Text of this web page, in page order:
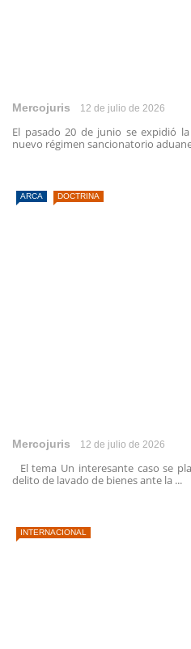
Mercojuris 12 de julio de 2026
El pasado 20 de junio se expidió
nuevo régimen sancionatorio
ARCA DOCTRINA
Mercojuris 12 de julio de 2026
El tema Un interesante caso se
delito de lavado de bienes ante la ...
INTERNACIONAL